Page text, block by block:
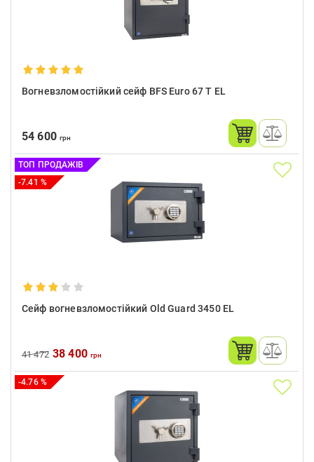
Вогневзломостійкий сейф BFS Euro 67 T EL
54 600грн
ТОП ПРОДАЖІВ
-7.41 %
Сейф вогневзломостійкий Old Guard 3450 EL
41 472 38 400 грн
-4.76 %